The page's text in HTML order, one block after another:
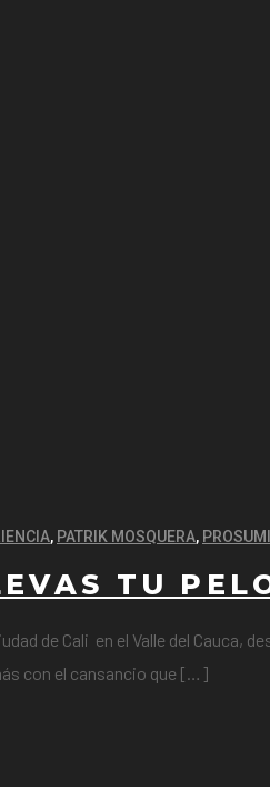
, PATRIK MOSQUERA,
TU
de Cali en el Valle del Cauca,
con el cansancio que […]